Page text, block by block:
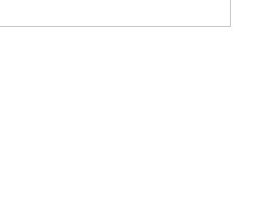
enviados para o email